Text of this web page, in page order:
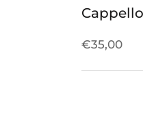
€35,00